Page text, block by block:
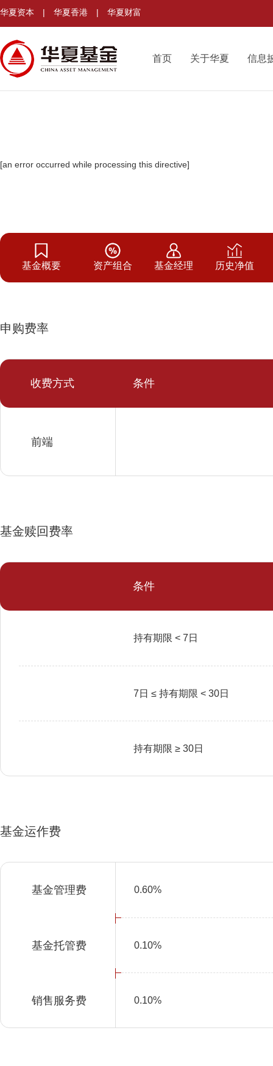
华夏资本 | 华夏香港 | 华夏财富
首页 关于华夏 信息
[an error occurred while processing this directive]
基金概要 资产组合 基金经理 历史净值
申购费率
收费方式 条件
前端
基金赎回费率
条件
持有期限 < 7日
7日 ≤ 持有期限 < 30日
持有期限 ≥ 30日
基金运作费
基金管理费 0.60%
基金托管费 0.10%
销售服务费 0.10%